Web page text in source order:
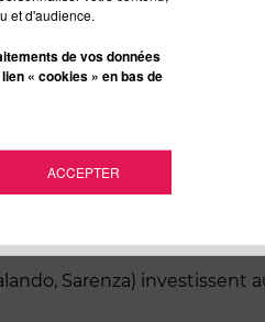
et d'audience.
de vos données
« cookies » en bas de
ACCEPTER
l’ inbound et l’ outbound
Sarenza)